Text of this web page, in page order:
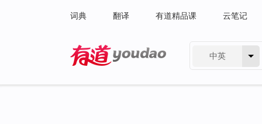
词典 翻译 有道精品课 云笔记
中英